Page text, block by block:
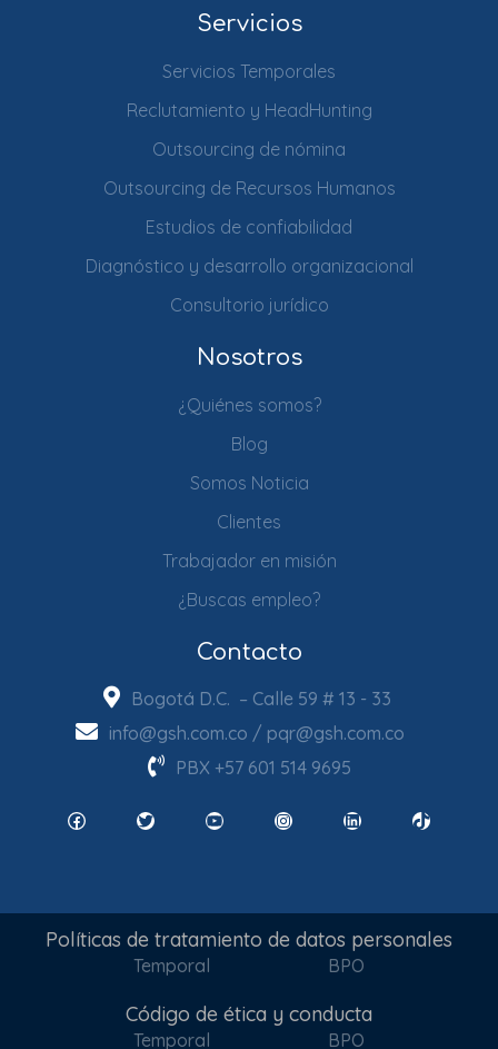
Servicios
Servicios Temporales
Reclutamiento y HeadHunting
Outsourcing de nómina
Outsourcing de Recursos Humanos
Estudios de confiabilidad
Diagnóstico y desarrollo organizacional
Consultorio jurídico
Nosotros
¿Quiénes somos?
Blog
Somos Noticia
Clientes
Trabajador en misión
¿Buscas empleo?
Contacto
Bogotá D.C. – Calle 59 # 13 - 33
info@gsh.com.co / pqr@gsh.com.co
PBX +57 601 514 9695
FacebookTwitter YouTube InstagramLinkedIn TikTok
Políticas de tratamiento de datos personales
Temporal BPO
Código de ética y conducta
Temporal BPO